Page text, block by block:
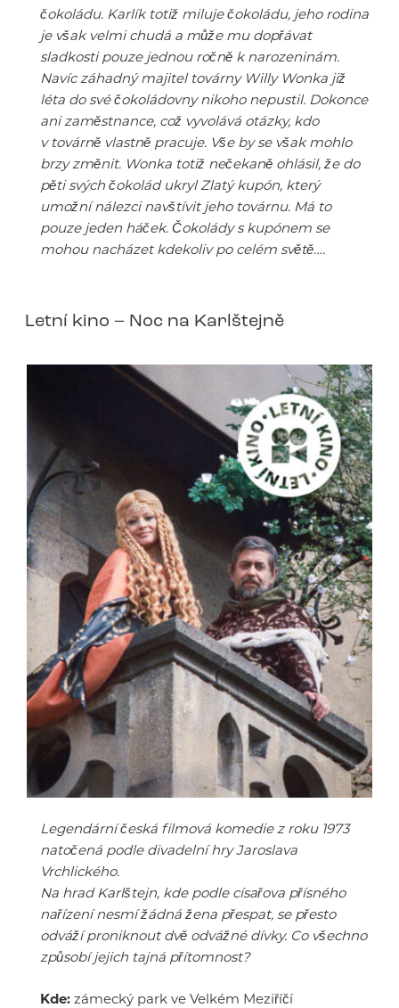
čokoládu. Karlík totiž miluje čokoládu, jeho rodina
je však velmi chudá a může mu dopřávat
sladkosti pouze jednou ročně k narozeninám.
Navíc záhadný majitel továrny Willy Wonka již
léta do své čokoládovny nikoho nepustil. Dokonce
ani zaměstnance, což vyvolává otázky, kdo
v továrně vlastně pracuje. Vše by se však mohlo
brzy změnit. Wonka totiž nečekaně ohlásil, že do
pěti svých čokolád ukryl Zlatý kupón, který
umožní nálezci navštívit jeho továrnu. Má to
pouze jeden háček. Čokolády s kupónem se
mohou nacházet kdekoliv po celém světě….
Letní kino – Noc na Karlštejně
Legendární česká filmová komedie z roku 1973
natočená podle divadelní hry Jaroslava
Vrchlického.
Na hrad Karlštejn, kde podle císařova přísného
nařízení nesmí žádná žena přespat, se přesto
odváží proniknout dvě odvážné dívky. Co všechno
způsobí jejich tajná přítomnost?
Kde: zámecký park ve Velkém Meziříčí